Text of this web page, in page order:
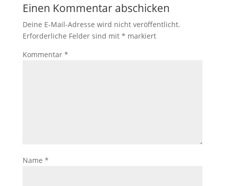
Einen Kommentar abschicken
Deine E-Mail-Adresse wird nicht veröffentlicht.
Erforderliche Felder sind mit * markiert
Kommentar *
Name *